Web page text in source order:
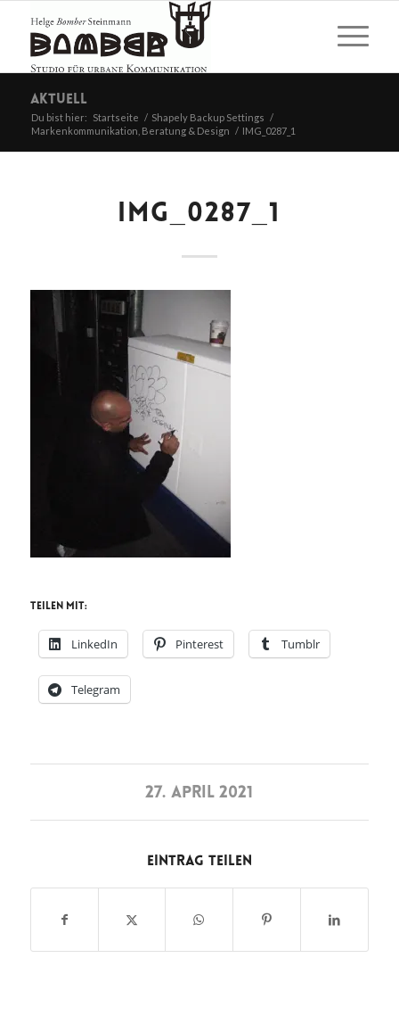
Aktuell
Du bist hier: Startseite / Shapely Backup Settings /
Markenkommunikation, Beratung & Design / IMG_0287_1
IMG_0287_1
Teilen mit:
LinkedIn Pinterest Tumblr
Telegram
27. APRIL 2021
Eintrag teilen